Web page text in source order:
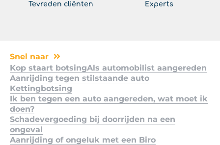
Tevreden cliënten Experts
Snel naar
Kop staart botsingAls automobilist aangereden
Aanrijding tegen stilstaande auto
Kettingbotsing
Ik ben tegen een auto aangereden, wat moet ik
doen?
Schadevergoeding bij doorrijden na een
ongeval
Aanrijding of ongeluk met een Biro